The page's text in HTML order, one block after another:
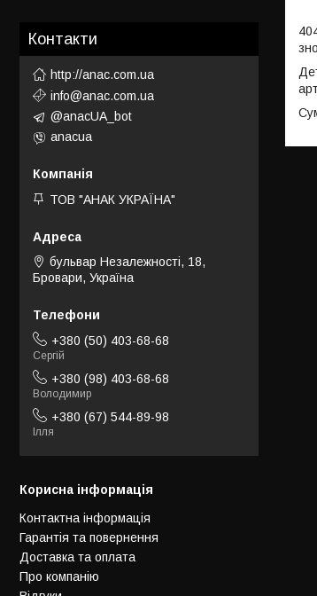
Контакти
http://anac.com.ua
info@anac.com.ua
@anacUA_bot
anacua
ТОВ "АНАК УКРАЇНА"
бульвар Незалежності, 18,
Бровари, Україна
+380 (50) 403-68-68
Сергій
+380 (98) 403-68-68
Володимир
+380 (67) 544-89-98
Ілля
Корисна інформація
Контактна інформація
Гарантія та повернення
Доставка та оплата
Про компанію